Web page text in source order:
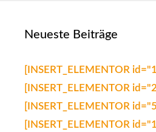
Neueste Beiträge
[INSERT_ELEMENTOR
[INSERT_ELEMENTOR
[INSERT_ELEMENTOR
[INSERT_ELEMENTOR